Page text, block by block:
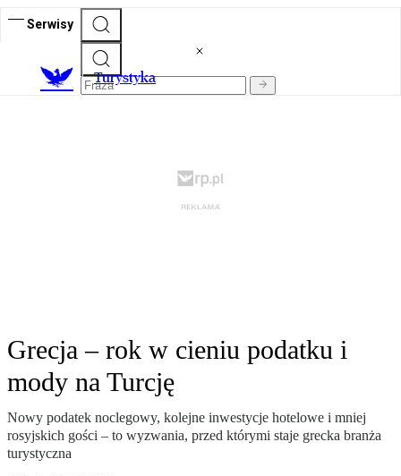
Serwisy
Turystyka
Grecja – rok w cieniu podatku i
mody na Turcję
Nowy podatek noclegowy, kolejne inwestycje hotelowe i mniej
rosyjskich gości – to wyzwania, przed którymi staje grecka branża
turystyczna